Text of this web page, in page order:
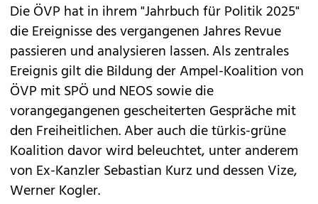
Die ÖVP hat in ihrem "Jahrbuch für Politik 2025"
die Ereignisse des vergangenen Jahres Revue
passieren und analysieren lassen. Als zentrales
Ereignis gilt die Bildung der Ampel-Koalition von
ÖVP mit SPÖ und NEOS sowie die
vorangegangenen gescheiterten Gespräche mit
den Freiheitlichen. Aber auch die türkis-grüne
Koalition davor wird beleuchtet, unter anderem
von Ex-Kanzler Sebastian Kurz und dessen Vize,
Werner Kogler.